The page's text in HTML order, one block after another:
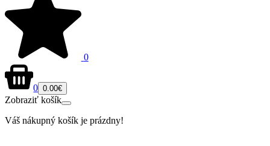
0
0 0.00€
Zobraziť košík
Váš nákupný košík je prázdny!